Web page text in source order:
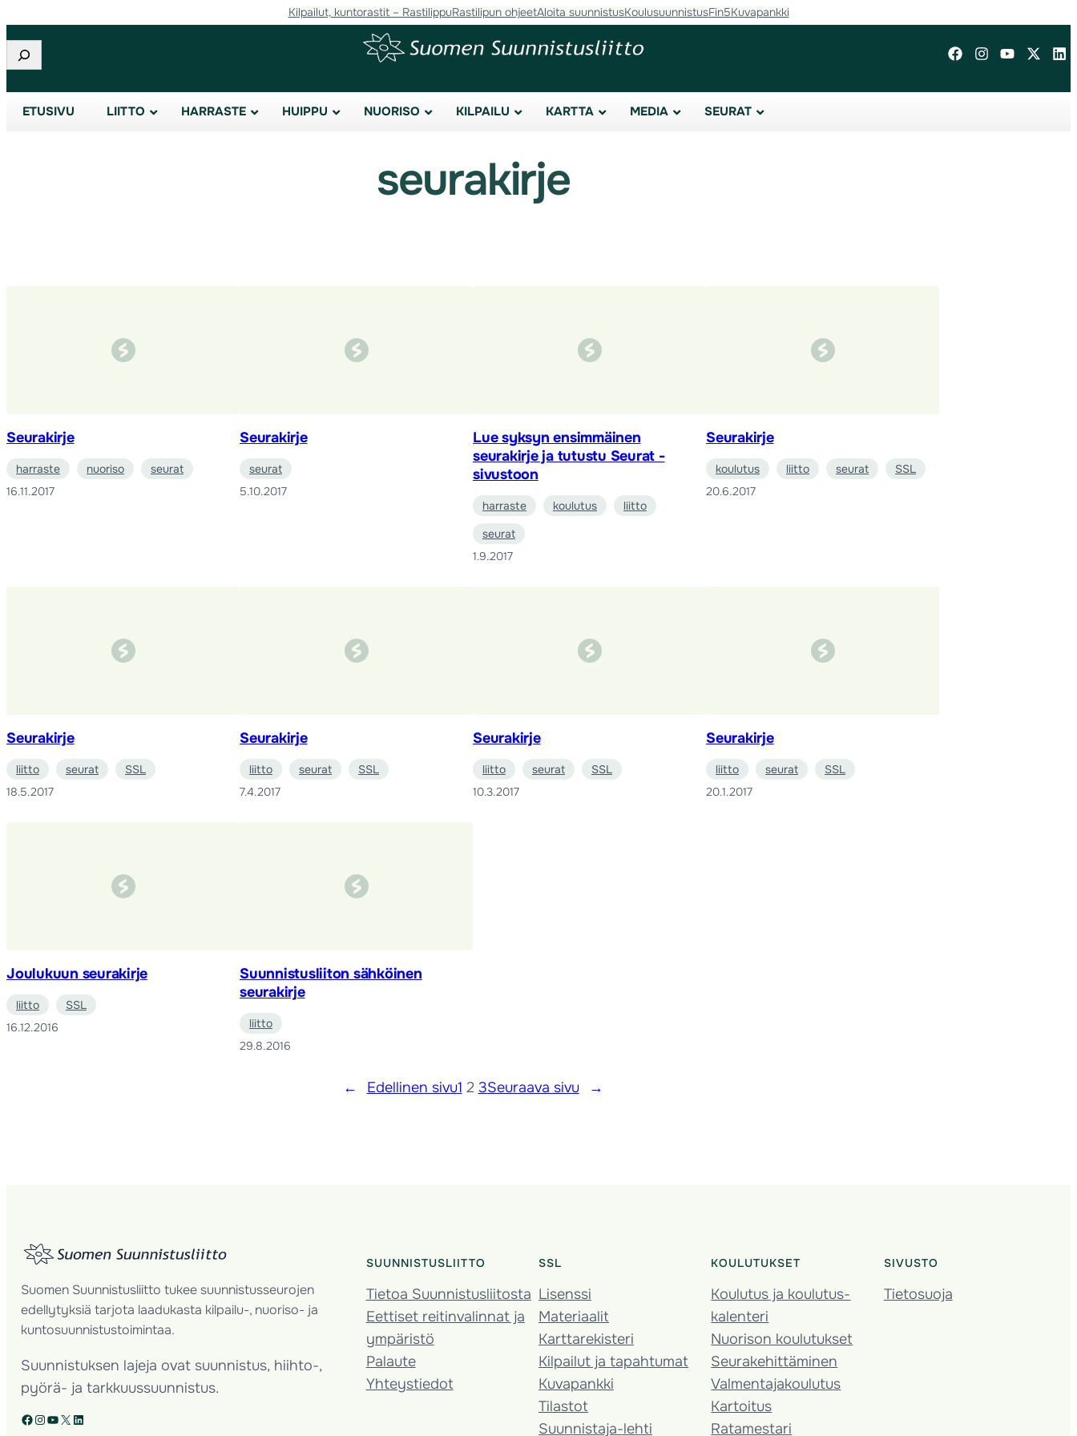
sisältöön
Kilpailut, kuntorastit – RastilippuRastilipun ohjeetAloita suunnistusKoulusuunnistusFin5Kuvapankki
Etsi
ETUSIVU LIITTO HARRASTE HUIPPU NUORISO KILPAILU KARTTA MEDIA SEURAT
seurakirje
Seurakirje
harraste nuoriso
seurat
16.11.2017
Seurakirje
seurat
5.10.2017
Lue syksyn ensimmäinen
seurakirje ja tutustu Seurat -
sivustoon
harraste koulutus
liitto
seurat
1.9.2017
Seurakirje
koulutus liitto seurat
SSL
20.6.2017
Seurakirje
liitto seurat
SSL
18.5.2017
Seurakirje
liitto seurat
SSL
7.4.2017
Seurakirje
liitto seurat
SSL
10.3.2017
Seurakirje
liitto seurat
SSL
20.1.2017
Joulukuun seurakirje
liitto
SSL
16.12.2016
Suunnistusliiton sähköinen
seurakirje
liitto
29.8.2016
← Edellinen sivu1 2 3Seuraava sivu →
Suomen Suunnistusliitto tukee suunnistusseurojen
edellytyksiä tarjota laadukasta kilpailu-, nuoriso- ja
kuntosuunnistustoimintaa.
Suunnistuksen lajeja ovat suunnistus, hiihto-,
pyörä- ja tarkkuussuunnistus.
Facebook Instagram YouTube X LinkedIn
SUUNNISTUSLIITTO
Tietoa Suunnistusliitosta
Eettiset reitinvalinnat ja
ympäristö
Palaute
Yhteystiedot
SSL
Lisenssi
Materiaalit
Karttarekisteri
Kilpailut ja tapahtumat
Kuvapankki
Tilastot
Suunnistaja-lehti
KOULUTUKSET
Koulutus ja koulutus­
kalenteri
Nuorison koulutukset
Seura­kehittäminen
Valmentaja­koulutus
Kartoitus
Ratamestari
SIVUSTO
Tietosuoja